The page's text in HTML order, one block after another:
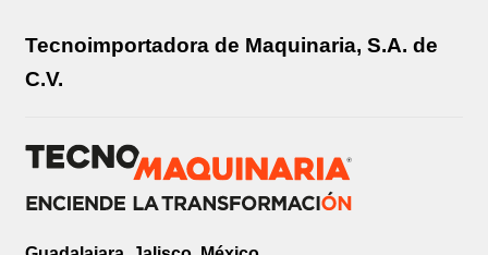
Tecnoimportadora de Maquinaria, S.A. de
C.V.